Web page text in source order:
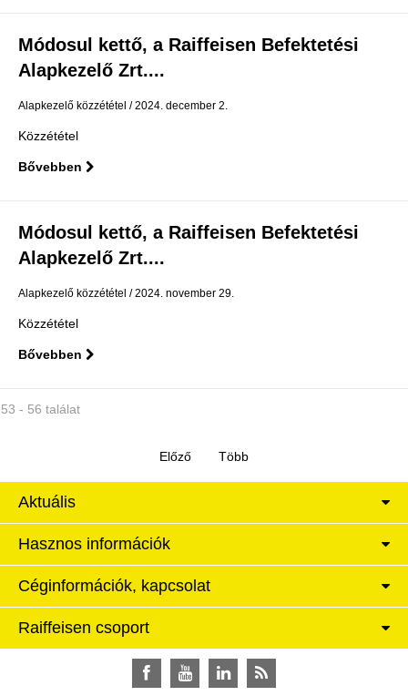
Módosul kettő, a Raiffeisen Befektetési
Alapkezelő Zrt....
Alapkezelő közzététel 2024. december 2.
Közzététel
Bővebben
Módosul kettő, a Raiffeisen Befektetési
Alapkezelő Zrt....
Alapkezelő közzététel 2024. november 29.
Közzététel
Bővebben
53 - 56 találat
Aktuális
Hasznos információk
Céginformációk, kapcsolat
Raiffeisen csoport
FacebookYouTubeLinkedInRSS